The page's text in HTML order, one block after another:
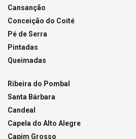
Cansanção
Conceição do Coité
Pé de Serra
Pintadas
Queimadas
Ribeira do Pombal
Santa Bárbara
Candeal
Capela do Alto Alegre
Capim Grosso